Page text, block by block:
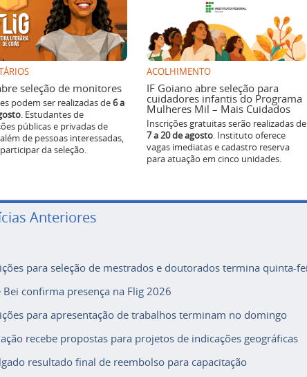
seleção de monitores
podem ser realizadas de6 a
. Estudantes de
públicas e privadas de
de pessoas interessadas,
da seleção.
ACOLHIMENTO
IF Goiano abre seleção para
cuidadores infantis do Programa
Mulheres Mil – Mais Cuidados
Inscrições gratuitas serão realizadas de
7 a 20 de agosto. Instituto oferece
vagas imediatas e cadastro reserva
para atuação em cinco unidades.
Anteriores
para seleção de mestrados e doutorados termina quinta-
Bei confirma presença na Flig 2026
para apresentação de trabalhos terminam no domingo
recebe propostas para projetos de indicações geográficas
resultado final de reembolso para capacitação